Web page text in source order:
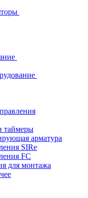
таймеры
арматура
SIRe
FC
для монтажа